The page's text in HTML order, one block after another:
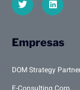
Empresas
DOM Strategy